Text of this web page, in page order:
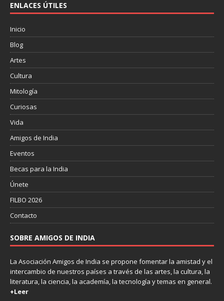
ENLACES ÚTILES
Inicio
Blog
Artes
Cultura
Mitología
Curiosas
Vida
Amigos de India
Eventos
Becas para la India
Únete
FILBO 2026
Contacto
SOBRE AMIGOS DE INDIA
La Asociación Amigos de India se propone fomentar la amistad y el
intercambio de nuestros países a través de las artes, la cultura, la
literatura, la ciencia, la academía, la tecnología y temas en general.
+Leer